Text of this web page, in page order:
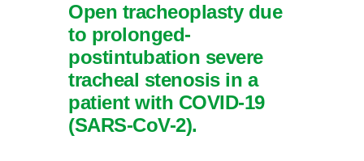
Open tracheoplasty due
to prolonged-
postintubation severe
tracheal stenosis in a
patient with COVID-19
(SARS-CoV-2).